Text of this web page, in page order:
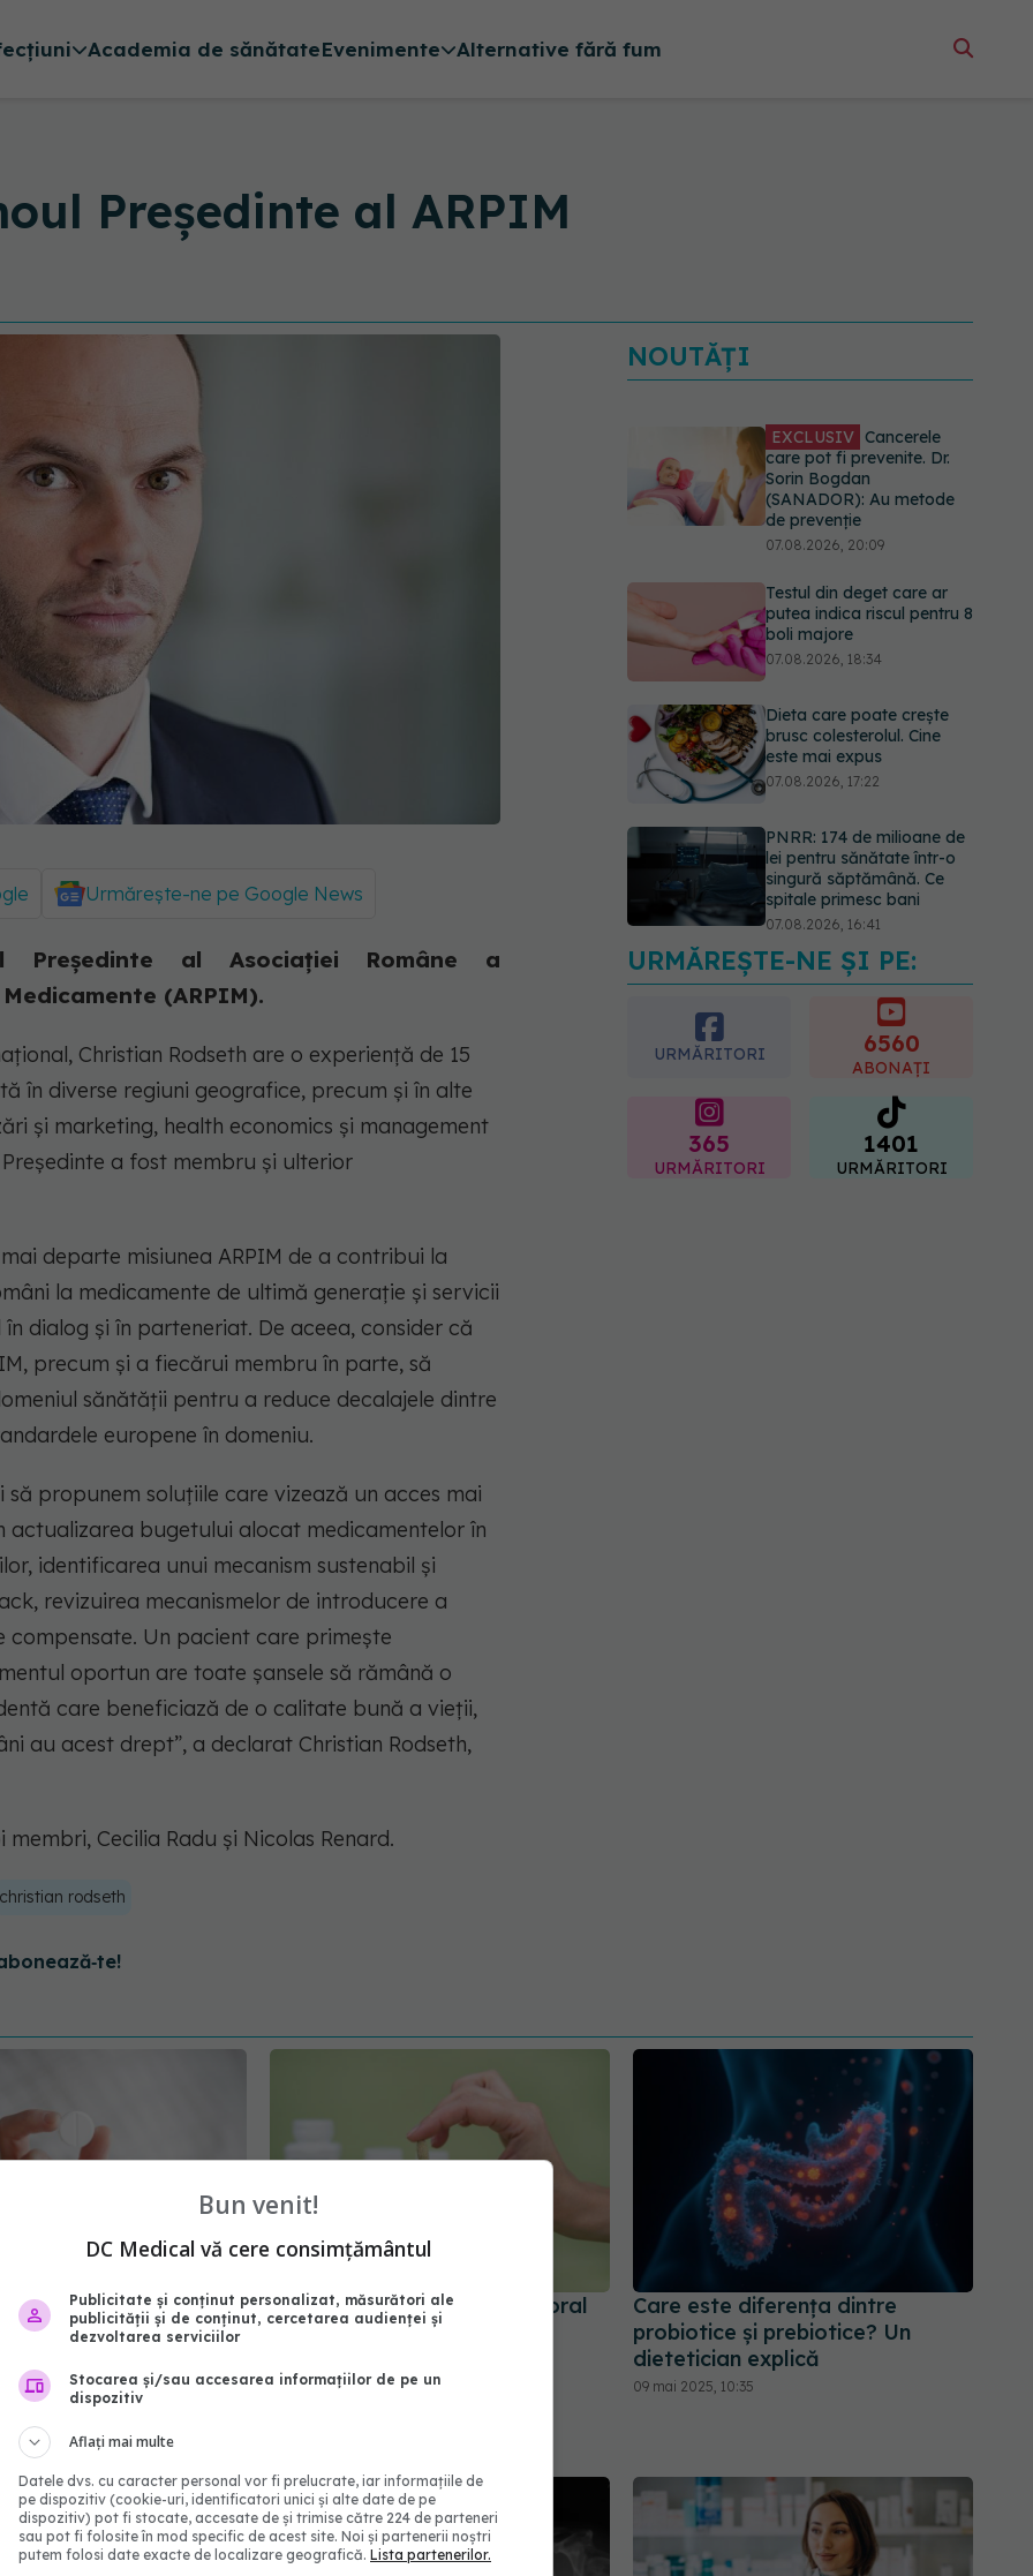
Academia de sănătateEvenimente Alternative fără fum
Președinte al ARPIM
Urmărește-ne pe Google News
Președinte al Asociației Române a
(ARPIM).
Christian Rodseth are o experiență de 15
în diverse regiuni geografice, precum și în alte
și marketing, health economics și management
a fost membru și ulterior
departe misiunea ARPIM de a contribui la
la medicamente de ultimă generație și servicii
dialog și în parteneriat. De aceea, consider că
precum și a fiecărui membru în parte, să
sănătății pentru a reduce decalajele dintre
europene în domeniu.
propunem soluțiile care vizează un acces mai
actualizarea bugetului alocat medicamentelor în
identificarea unui mecanism sustenabil și
revizuirea mecanismelor de introducere a
Un pacient care primește
oportun are toate șansele să rămână o
care beneficiază de o calitate bună a vieții,
au acest drept”, a declarat Christian Rodseth,
Cecilia Radu și Nicolas Renard.
christian rodseth
NOUTĂȚI
EXCLUSIV Cancerele
care pot fi prevenite. Dr.
Sorin Bogdan
(SANADOR): Au metode
de prevenție
07.08.2026, 20:09
Testul din deget care ar
putea indica riscul pentru 8
boli majore
07.08.2026, 18:34
Dieta care poate crește
brusc colesterolul. Cine
este mai expus
07.08.2026, 17:22
PNRR: 174 de milioane de
lei pentru sănătate într-o
singură săptămână. Ce
spitale primesc bani
07.08.2026, 16:41
Ce spune culoarea ta
preferată despre vârsta
pe care o ai. Care este
"codul cromatic" al
URMĂREȘTE-NE ȘI PE:
URMĂRITORI 6560
ABONAȚI
365
URMĂRITORI
1401
URMĂRITORI
din gunoaie de
coli, transformat în
medicamente
Rybelsus, primul GLP-1 RA oral
din lume. Diferența dintre
12 aug 2024, 12:16
Care este diferența dintre
probiotice și prebiotice? Un
dietetician explică
09 mai 2025, 10:35
Bun venit!
DC Medical vă cere consimțământul
Publicitate și conținut personalizat, măsurători ale
publicității și de conținut, cercetarea audienței și
dezvoltarea serviciilor
Stocarea și/sau accesarea informațiilor de pe un
dispozitiv
Aflați mai multe
Datele dvs. cu caracter personal vor fi prelucrate, iar informațiile de
pe dispozitiv (cookie-uri, identificatori unici și alte date de pe
dispozitiv) pot fi stocate, accesate de și trimise către 224 de parteneri
sau pot fi folosite în mod specific de acest site. Noi și partenerii noștri
putem folosi date exacte de localizare geografică. Lista partenerilor.